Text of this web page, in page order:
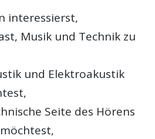
interessierst,
Musik und Technik zu
und Elektroakustik
Seite des Hörens